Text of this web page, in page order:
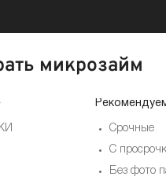
микрозайм
Срочные
С
Без фото